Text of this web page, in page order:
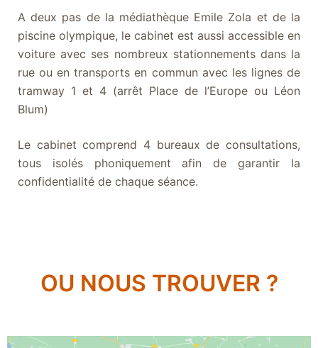
A deux pas de la médiathèque Emile Zola et de la
piscine olympique, le cabinet est aussi accessible en
voiture avec ses nombreux stationnements dans la
rue ou en transports en commun avec les lignes de
tramway 1 et 4 (arrêt Place de l’Europe ou Léon
Blum)
Le cabinet comprend 4 bureaux de consultations,
tous isolés phoniquement afin de garantir la
confidentialité de chaque séance.
OU NOUS TROUVER ?